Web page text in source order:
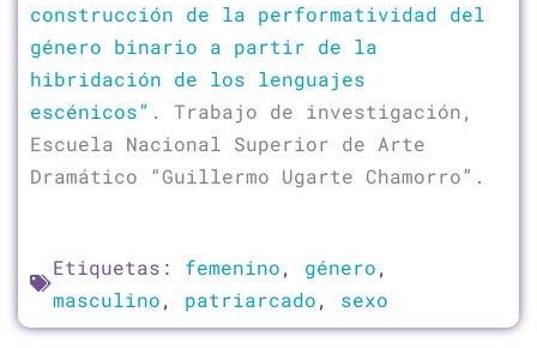
construcción de la performatividad del
género binario a partir de la
hibridación de los lenguajes
escénicos” . Trabajo de investigación,
Escuela Nacional Superior de Arte
Dramático “Guillermo Ugarte Chamorro”.
Etiquetas: femenino, género,
masculino, patriarcado, sexo